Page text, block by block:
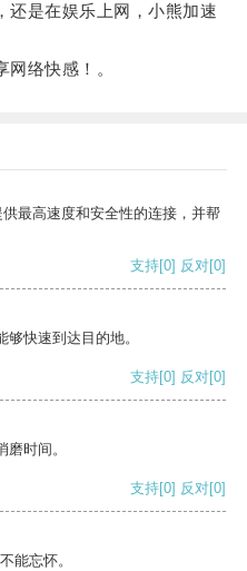
是在娱乐上网，小熊加速
络快感！。
最高速度和安全性的连接，并帮
支持[0] 反对[0]
快速到达目的地。
支持[0] 反对[0]
时间。
支持[0] 反对[0]
能忘怀。